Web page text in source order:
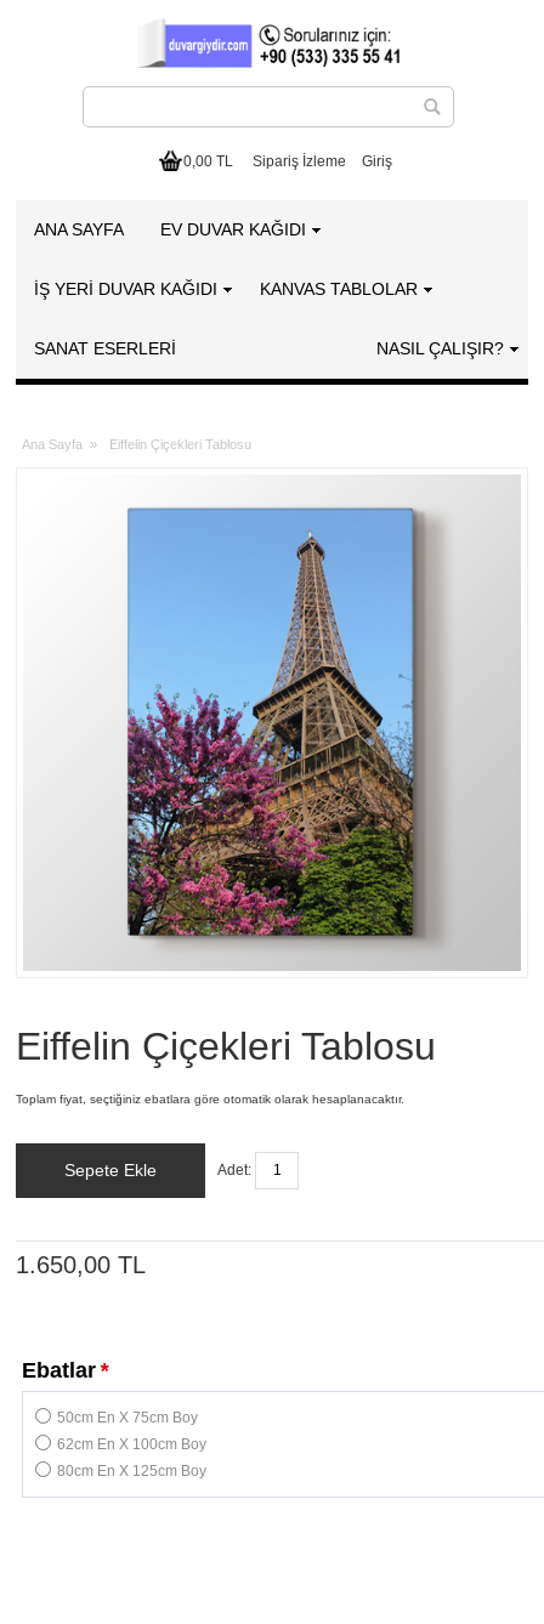
0,00 TL Sipariş İzleme Giriş
ANA SAYFA EV DUVAR KAĞIDI
İŞ YERİ DUVAR KAĞIDI KANVAS TABLOLAR
SANAT ESERLERI NASIL ÇALIŞIR?
Ana Sayfa » Eiffelin Çiçekleri Tablosu
Eiffelin Çiçekleri Tablosu
Toplam fiyat, seçtiğiniz ebatlara göre otomatik olarak hesaplanacaktır.
Sepete Ekle Adet:
1.650,00 TL
*
Ebatlar
50cm En X 75cm Boy
62cm En X 100cm Boy
80cm En X 125cm Boy